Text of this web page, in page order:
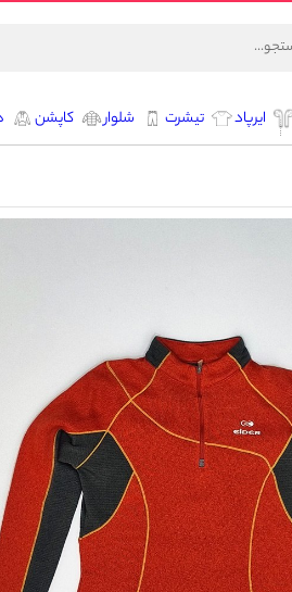
ایرپاد تیشرت شلوار کاپشن